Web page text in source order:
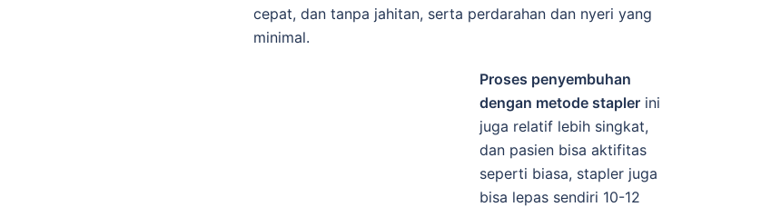
cepat, dan tanpa jahitan, serta perdarahan dan nyeri yang
minimal.
Proses penyembuhan
dengan metode stapler ini
juga relatif lebih singkat,
dan pasien bisa aktifitas
seperti biasa, stapler juga
bisa lepas sendiri 10-12